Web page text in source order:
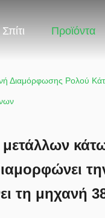
Σπίτι Προϊόντα
Διαμόρφωσης Ρολού
μετάλλων
τη μηχανή